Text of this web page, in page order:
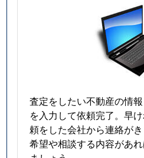
査定をしたい不動産の情
を入力して依頼完了。早
頼をした会社から連絡がき
希望や相談する内容があ